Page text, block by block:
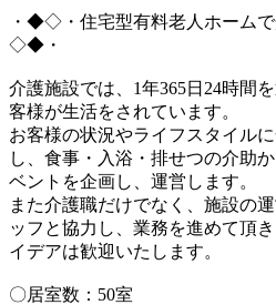
・◆◇・住宅型有料老人ホームで
◇◆・
介護施設では、1年365日24時間
客様が生活をされています。
お客様の状況やライフスタイル
し、食事・入浴・排せつの介助
ベントを企画し、運営します。
また介護職だけでなく、施設の
ッフと協力し、業務を進めて頂
イデアは歓迎いたします。
〇居室数：50室